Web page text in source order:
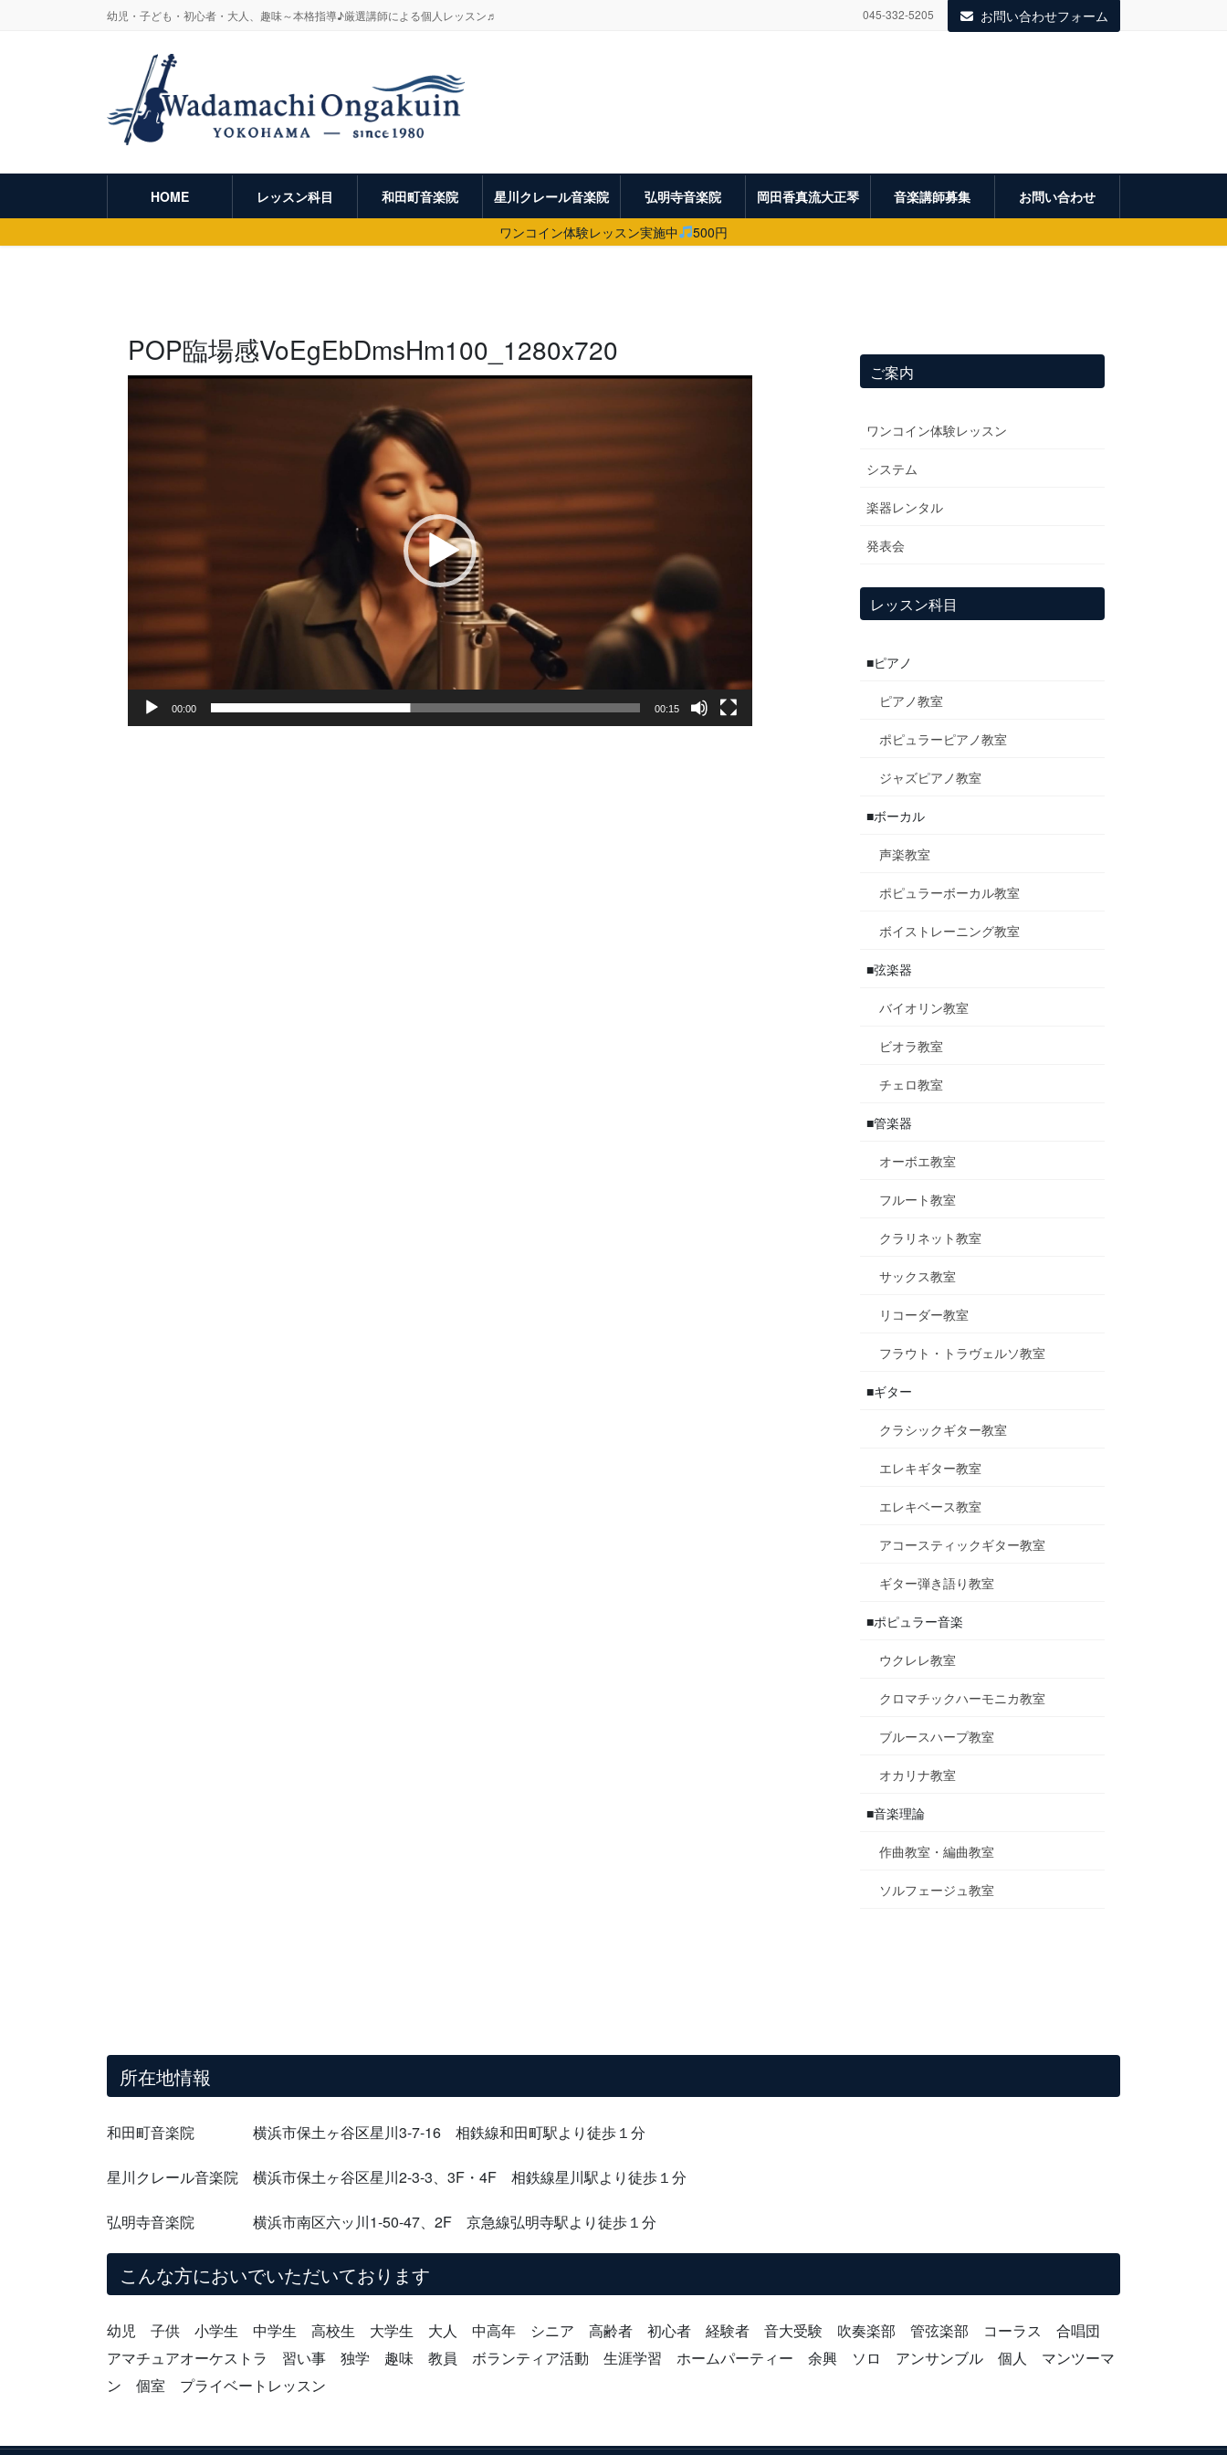
幼児・子ども・初心者・大人、趣味～本格指導♪厳選講師による個人レッスン♬ 045-332-5205 お問い合わせフォーム
HOME レッスン科目 和田町音楽院 星川クレール音楽院 弘明寺音楽院 岡田香真流大正琴 音楽講師募集
お問い合わせ
ワンコイン体験レッスン実施中
500円
POP臨場感VoEgEbDmsHm100_1280x720
動
プ
00:00 00:15
ご案内
ワンコイン体験レッスン
システム
楽器レンタル
発表会
レッスン科目
■ピアノ
ピアノ教室
ポピュラーピアノ教室
ジャズピアノ教室
■ボーカル
声楽教室
ポピュラーボーカル教室
ボイストレーニング教室
■弦楽器
バイオリン教室
ビオラ教室
チェロ教室
■管楽器
オーボエ教室
フルート教室
クラリネット教室
サックス教室
リコーダー教室
フラウト・トラヴェルソ教室
■ギター
クラシックギター教室
エレキギター教室
エレキベース教室
アコースティックギター教室
ギター弾き語り教室
■ポピュラー音楽
ウクレレ教室
クロマチックハーモニカ教室
ブルースハープ教室
オカリナ教室
■音楽理論
作曲教室・編曲教室
ソルフェージュ教室
所在地情報
和田町音楽院 横浜市保土ヶ谷区星川3-7-16 相鉄線和田町駅より徒歩１分
星川クレール音楽院 横浜市保土ヶ谷区星川2-3-3、3F・4F 相鉄線星川駅より徒歩１分
弘明寺音楽院 横浜市南区六ッ川1-50-47、2F 京急線弘明寺駅より徒歩１分
こんな方においでいただいております
幼児 子供 小学生 中学生 高校生 大学生 大人 中高年 シニア 高齢者 初心者 経験者 音大受験 吹奏楽部 管弦楽部 コーラス 合唱団
アマチュアオーケストラ 習い事 独学 趣味 教員 ボランティア活動 生涯学習 ホームパーティー 余興 ソロ アンサンブル 個人 マンツーマ
ン 個室 プライベートレッスン